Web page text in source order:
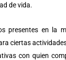
de vida.
presentes en la
ciertas
con quien